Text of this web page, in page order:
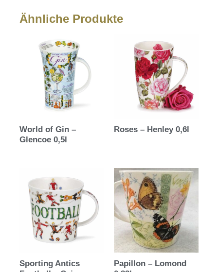
Ähnliche Produkte
World of Gin –
Glencoe 0,5l
Roses – Henley 0,6l
Sporting Antics
Papillon – Lomond